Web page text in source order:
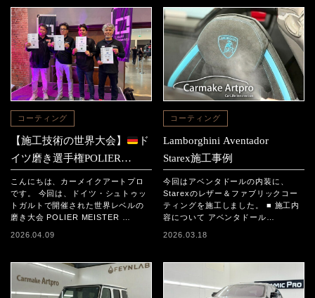
コーティング
【施工技術の世界大会】
ド
イツ磨き選手権POLIER
MEISTER SCHAFT2025に参
加｜日本チームの結果と現地
レポート
こんにちは、カーメイクアートプロ
です。 今回は、ドイツ・シュトゥッ
トガルトで開催された世界レベルの
磨き大会 POLIER MEISTER …
2026.04.09
コーティング
Lamborghini Aventador
Starex施工事例
今回はアベンタドールの内装に、
Starexのレザー＆ファブリックコー
ティングを施工しました。 ■ 施工内
容について アベンタドール…
2026.03.18